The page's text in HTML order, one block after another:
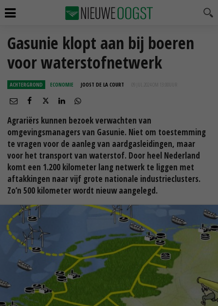
Gasunie klopt aan bij boeren
voor waterstofnetwerk
ACHTERGROND ECONOMIE JOOST DE LA COURT 09 JUL 2024 OM 13:00
Agrariërs kunnen bezoek verwachten van
omgevingsmanagers van Gasunie. Niet om toestemming
te vragen voor de aanleg van aardgasleidingen, maar
voor het transport van waterstof. Door heel Nederland
komt een 1.200 kilometer lang netwerk te liggen met
aftakkingen naar vijf grote nationale industrieclusters.
Zo’n 500 kilometer wordt nieuw aangelegd.